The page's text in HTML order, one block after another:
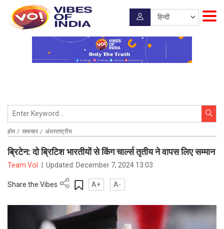
होम समाचार अंतरराष्ट्रीय
ब्रिटेन: दो ब्रिटिश भारतीयों से किंग चार्ल्स तृतीय ने वापस लिए सम्मान
Team VoI Updated: December 7, 2024 13:03
Share the Vibes A+ A-